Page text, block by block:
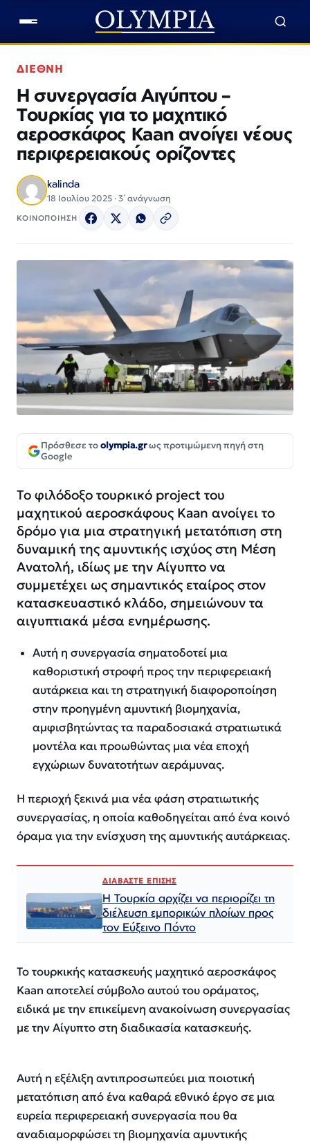
ΔΙΕΘΝΗ
Η συνεργασία Αιγύπτου –
Τουρκίας για το μαχητικό
αεροσκάφος Kaan ανοίγει νέους
περιφερειακούς ορίζοντες
kalinda
18 Ιουλίου 2025 · 3΄ ανάγνωση
ΚΟΙΝΟΠΟΙΗΣΗ
Πρόσθεσε τοolympia.grως προτιμώμενη πηγή στη
Google
Το φιλόδοξο τουρκικό project του
μαχητικού αεροσκάφους Kaan ανοίγει το
δρόμο για μια στρατηγική μετατόπιση στη
δυναμική της αμυντικής ισχύος στη Μέση
Ανατολή, ιδίως με την Αίγυπτο να
συμμετέχει ως σημαντικός εταίρος στον
κατασκευαστικό κλάδο, σημειώνουν τα
αιγυπτιακά μέσα ενημέρωσης.
Αυτή η συνεργασία σηματοδοτεί μια
καθοριστική στροφή προς την περιφερειακή
αυτάρκεια και τη στρατηγική διαφοροποίηση
στην προηγμένη αμυντική βιομηχανία,
αμφισβητώντας τα παραδοσιακά στρατιωτικά
μοντέλα και προωθώντας μια νέα εποχή
εγχώριων δυνατοτήτων αεράμυνας.
Η περιοχή ξεκινά μια νέα φάση στρατιωτικής
συνεργασίας, η οποία καθοδηγείται από ένα κοινό
όραμα για την ενίσχυση της αμυντικής αυτάρκειας.
ΔΙΑΒΑΣΤΕ ΕΠΙΣΗΣ
Η Τουρκία αρχίζει να περιορίζει τη
διέλευση εμπορικών πλοίων προς
τον Εύξεινο Πόντο
Το τουρκικής κατασκευής μαχητικό αεροσκάφος
Kaan αποτελεί σύμβολο αυτού του οράματος,
ειδικά με την επικείμενη ανακοίνωση συνεργασίας
με την Αίγυπτο στη διαδικασία κατασκευής.
Αυτή η εξέλιξη αντιπροσωπεύει μια ποιοτική
μετατόπιση από ένα καθαρά εθνικό έργο σε μια
ευρεία περιφερειακή συνεργασία που θα
αναδιαμορφώσει τη βιομηχανία αμυντικής